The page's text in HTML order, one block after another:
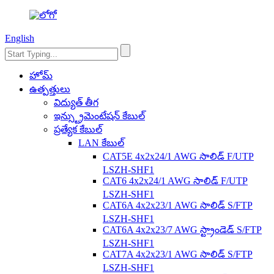
English
హోమ్
ఉత్పత్తులు
విద్యుత్ తీగ
ఇన్స్ట్రుమెంటేషన్ కేబుల్
ప్రత్యేక కేబుల్
LAN కేబుల్
CAT5E 4x2x24/1 AWG సాలిడ్ F/UTP
LSZH-SHF1
CAT6 4x2x24/1 AWG సాలిడ్ F/UTP
LSZH-SHF1
CAT6A 4x2x23/1 AWG సాలిడ్ S/FTP
LSZH-SHF1
CAT6A 4x2x23/7 AWG స్ట్రాండెడ్ S/FTP
LSZH-SHF1
CAT7A 4x2x23/1 AWG సాలిడ్ S/FTP
LSZH-SHF1